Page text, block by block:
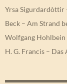
Yrsa Sigurdardòttir
Beck – Am Strand
Wolfgang
H. G. Francis –